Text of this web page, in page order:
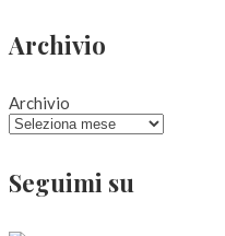
Archivio
Archivio
Seguimi su